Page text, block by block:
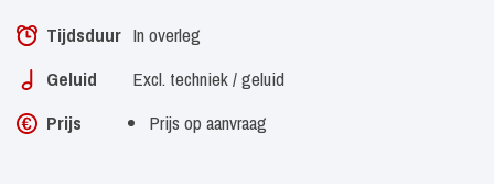
Tijdsduur In overleg
Geluid
Excl. techniek / geluid
Prijs
Prijs op aanvraag